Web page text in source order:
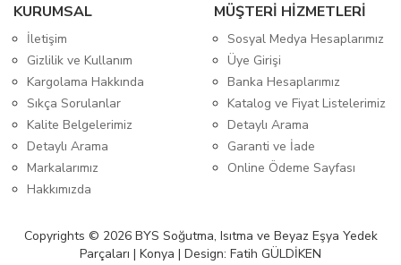
KURUMSAL
İletişim
Gizlilik ve Kullanım
Kargolama Hakkında
Sıkça Sorulanlar
Kalite Belgelerimiz
Detaylı Arama
Markalarımız
Hakkımızda
MÜŞTERİ HİZMETLERİ
Sosyal Medya Hesaplarımız
Üye Girişi
Banka Hesaplarımız
Katalog ve Fiyat Listelerimiz
Detaylı Arama
Garanti ve İade
Online Ödeme Sayfası
Copyrights © 2026 BYS Soğutma, Isıtma ve Beyaz Eşya Yedek
Parçaları | Konya | Design: Fatih GÜLDİKEN